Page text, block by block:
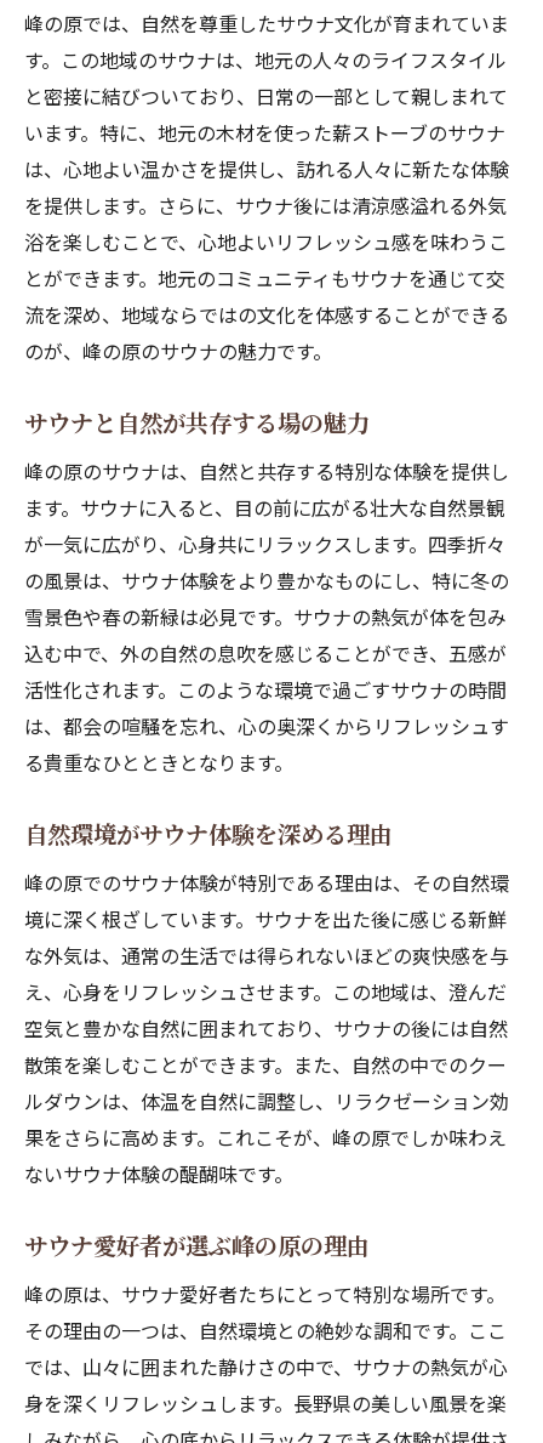
峰の原では、自然を尊重したサウナ文化が育まれていま
す。この地域のサウナは、地元の人々のライフスタイル
と密接に結びついており、日常の一部として親しまれて
います。特に、地元の木材を使った薪ストーブのサウナ
は、心地よい温かさを提供し、訪れる人々に新たな体験
を提供します。さらに、サウナ後には清涼感溢れる外気
浴を楽しむことで、心地よいリフレッシュ感を味わうこ
とができます。地元のコミュニティもサウナを通じて交
流を深め、地域ならではの文化を体感することができる
のが、峰の原のサウナの魅力です。
サウナと自然が共存する場の魅力
峰の原のサウナは、自然と共存する特別な体験を提供し
ます。サウナに入ると、目の前に広がる壮大な自然景観
が一気に広がり、心身共にリラックスします。四季折々
の風景は、サウナ体験をより豊かなものにし、特に冬の
雪景色や春の新緑は必見です。サウナの熱気が体を包み
込む中で、外の自然の息吹を感じることができ、五感が
活性化されます。このような環境で過ごすサウナの時間
は、都会の喧騒を忘れ、心の奥深くからリフレッシュす
る貴重なひとときとなります。
自然環境がサウナ体験を深める理由
峰の原でのサウナ体験が特別である理由は、その自然環
境に深く根ざしています。サウナを出た後に感じる新鮮
な外気は、通常の生活では得られないほどの爽快感を与
え、心身をリフレッシュさせます。この地域は、澄んだ
空気と豊かな自然に囲まれており、サウナの後には自然
散策を楽しむことができます。また、自然の中でのクー
ルダウンは、体温を自然に調整し、リラクゼーション効
果をさらに高めます。これこそが、峰の原でしか味わえ
ないサウナ体験の醍醐味です。
サウナ愛好者が選ぶ峰の原の理由
峰の原は、サウナ愛好者たちにとって特別な場所です。
その理由の一つは、自然環境との絶妙な調和です。ここ
では、山々に囲まれた静けさの中で、サウナの熱気が心
身を深くリフレッシュします。長野県の美しい風景を楽